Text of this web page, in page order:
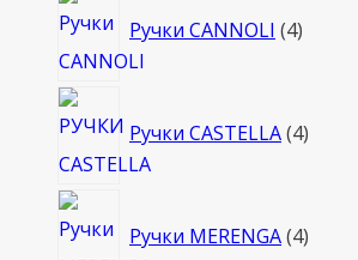
Ручки CANNOLI 4товара
Ручки CASTELLA 4товара
Ручки MERENGA 4товара